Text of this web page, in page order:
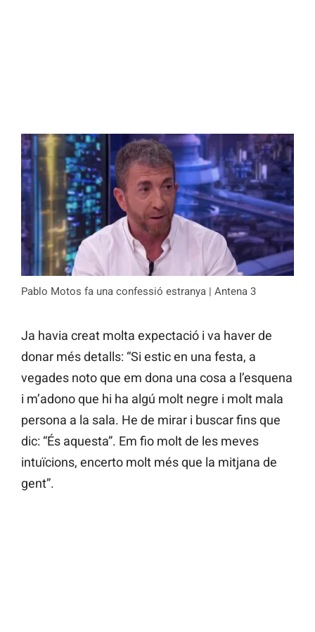
Pablo Motos fa una confessió estranya | Antena 3
Ja havia creat molta expectació i va haver de
donar més detalls: “Si estic en una festa, a
vegades noto que em dona una cosa a l’esquena
i m’adono que hi ha algú molt negre i molt mala
persona a la sala. He de mirar i buscar fins que
dic: “És aquesta”. Em fio molt de les meves
intuïcions, encerto molt més que la mitjana de
gent”.